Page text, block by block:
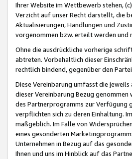
Ihrer Website im Wettbewerb stehen,
Verzicht auf unser Recht darstellt, die
Aktualisierungen, Handlungen und
vorgenommen bzw. erteilt werden
Ohne die ausdrückliche vorherige
abtreten. Vorbehaltlich dieser
rechtlich bindend, gegenüber den
Diese Vereinbarung umfasst die
dieser Vereinbarung Bezug
des Partnerprogramms zur Verfügung
verpflichten sich zu deren Einhaltung.
maßgeblich. Im Falle von
eines gesonderten
Unternehmen in Bezug auf das
Ihnen und uns im Hinblick auf das